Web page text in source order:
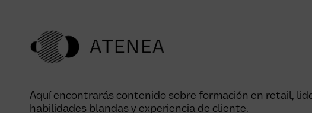
Aquí encontrarás contenido sobre formación en retail,
habilidades blandas y experiencia de cliente.